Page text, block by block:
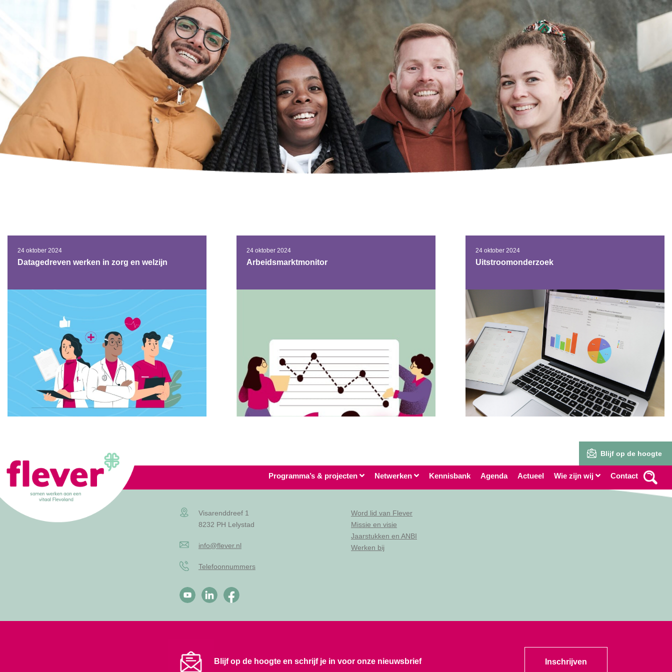
24 oktober 2024
Datagedreven werken in zorg en welzijn
24 oktober 2024
Arbeidsmarktmonitor
24 oktober 2024
Uitstroomonderzoek
Blijf op de hoogte
Programma’s & projecten Netwerken Kennisbank Agenda Actueel Wie zijn wij Contact
Visarenddreef 1
8232 PH Lelystad
info@flever.nl
Telefoonnummers
Word lid van Flever
Missie en visie
Jaarstukken en ANBI
Werken bij
Blijf op de hoogte en schrijf je in voor onze nieuwsbrief Inschrijven